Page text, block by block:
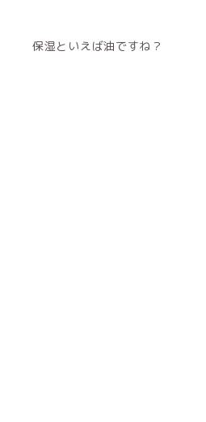
保湿といえば油ですね？